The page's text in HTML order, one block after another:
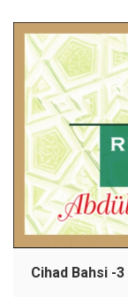
Cihad Bahsi -